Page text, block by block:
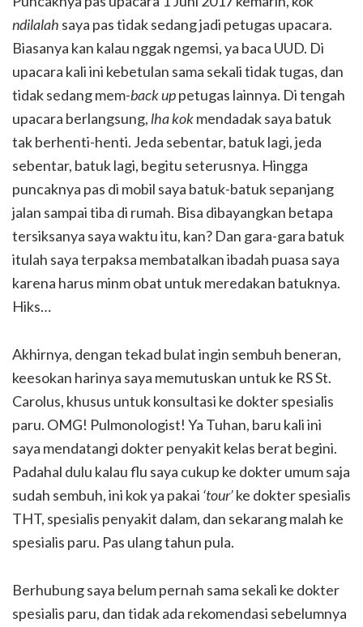
ndilalah saya pas tidak sedang jadi petugas upacara.
Biasanya kan kalau nggak ngemsi, ya baca UUD. Di
upacara kali ini kebetulan sama sekali tidak tugas, dan
tidak sedang mem-back uppetugas lainnya. Di tengah
upacara berlangsung, lha kokmendadak saya batuk
tak berhenti-henti. Jeda sebentar, batuk lagi, jeda
sebentar, batuk lagi, begitu seterusnya. Hingga
puncaknya pas di mobil saya batuk-batuk sepanjang
jalan sampai tiba di rumah. Bisa dibayangkan betapa
tersiksanya saya waktu itu, kan? Dan gara-gara batuk
itulah saya terpaksa membatalkan ibadah puasa saya
karena harus minm obat untuk meredakan batuknya.
Hiks…
Akhirnya, dengan tekad bulat ingin sembuh beneran,
keesokan harinya saya memutuskan untuk ke RS St.
Carolus, khusus untuk konsultasi ke dokter spesialis
paru. OMG! Pulmonologist! Ya Tuhan, baru kali ini
saya mendatangi dokter penyakit kelas berat begini.
Padahal dulu kalau flu saya cukup ke dokter umum saja
sudah sembuh, ini kok ya pakai ‘tour’ke dokter spesialis
THT, spesialis penyakit dalam, dan sekarang malah ke
spesialis paru. Pas ulang tahun pula.
Berhubung saya belum pernah sama sekali ke dokter
spesialis paru, dan tidak ada rekomendasi sebelumnya